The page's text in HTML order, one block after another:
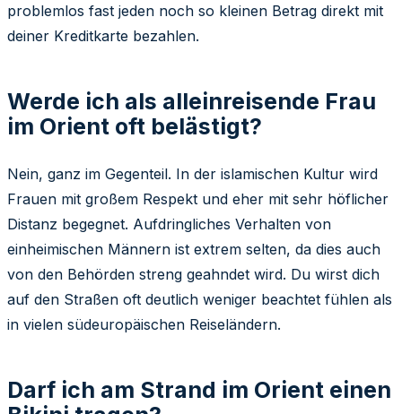
problemlos fast jeden noch so kleinen Betrag direkt mit
deiner Kreditkarte bezahlen.
Werde ich als alleinreisende Frau
im Orient oft belästigt?
Nein, ganz im Gegenteil. In der islamischen Kultur wird
Frauen mit großem Respekt und eher mit sehr höflicher
Distanz begegnet. Aufdringliches Verhalten von
einheimischen Männern ist extrem selten, da dies auch
von den Behörden streng geahndet wird. Du wirst dich
auf den Straßen oft deutlich weniger beachtet fühlen als
in vielen südeuropäischen Reiseländern.
Darf ich am Strand im Orient einen